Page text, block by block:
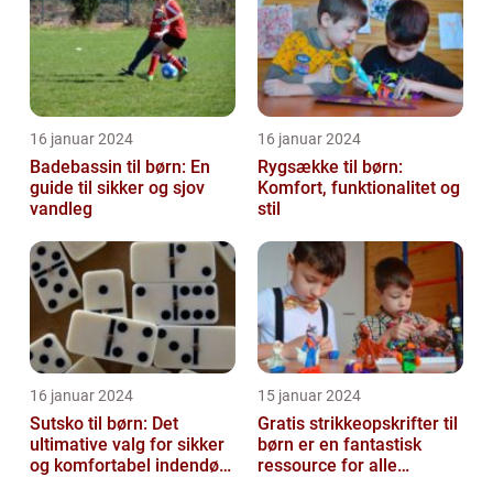
16 januar 2024
Badebassin til børn: En
guide til sikker og sjov
vandleg
16 januar 2024
Rygsække til børn:
Komfort, funktionalitet og
stil
16 januar 2024
Sutsko til børn: Det
ultimative valg for sikker
og komfortabel indendørs
15 januar 2024
Gratis strikkeopskrifter til
børn er en fantastisk
ressource for alle